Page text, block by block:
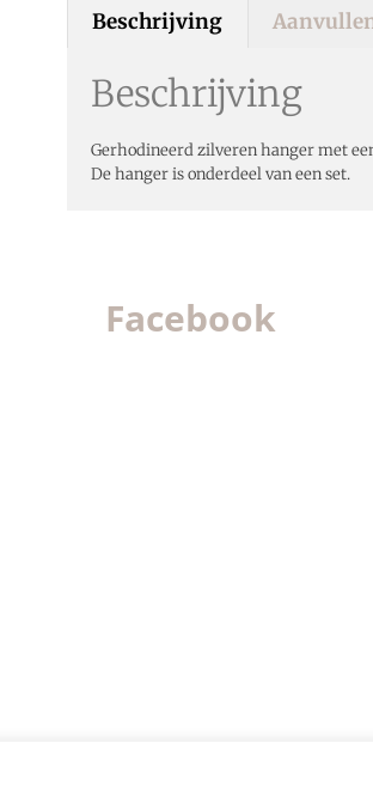
Beschrijving
Beschrijving
Gerhodineerd zilveren hanger met
De hanger is onderdeel van een set.
Facebook